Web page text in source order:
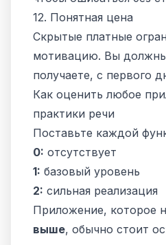
12. Понятная цена
Скрытые платные
мотивацию. Вы
получаете, с первого
Как оценить любое
практики речи
Поставьте каждой
0: отсутствует
1: базовый уровень
2: сильная реализация
Приложение, которое
выше, обычно стоит